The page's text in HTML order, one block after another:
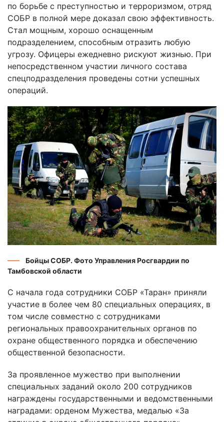
по борьбе с преступностью и терроризмом, отряд
СОБР в полной мере доказал свою эффективность.
Стал мощным, хорошо оснащенным
подразделением, способным отразить любую
угрозу. Офицеры ежедневно рискуют жизнью. При
непосредственном участии личного состава
спецподразделения проведены сотни успешных
операций.
Бойцы СОБР. Фото Управления Росгвардии по
Тамбовской области
С начала года сотрудники СОБР «Таран» приняли
участие в более чем 80 специальных операциях, в
том числе совместно с сотрудниками
региональных правоохранительных органов по
охране общественного порядка и обеспечению
общественной безопасности.
За проявленное мужество при выполнении
специальных заданий около 200 сотрудников
награждены государственными и ведомственными
наградами: орденом Мужества, медалью «За